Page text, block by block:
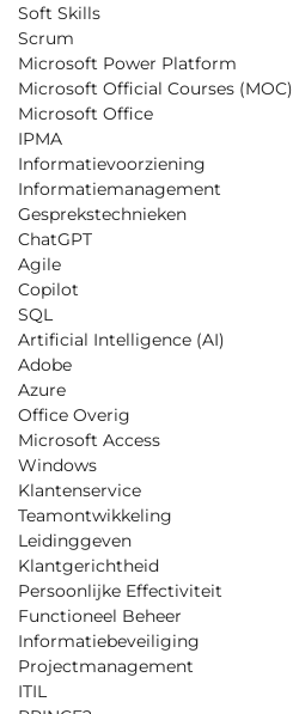
Soft Skills
Scrum
Microsoft Power Platform
Microsoft Official Courses (MOC)
Microsoft Office
IPMA
Informatievoorziening
Informatiemanagement
Gesprekstechnieken
ChatGPT
Agile
Copilot
SQL
Artificial Intelligence (AI)
Adobe
Azure
Office Overig
Microsoft Access
Windows
Klantenservice
Teamontwikkeling
Leidinggeven
Klantgerichtheid
Persoonlijke Effectiviteit
Functioneel Beheer
Informatiebeveiliging
Projectmanagement
ITIL